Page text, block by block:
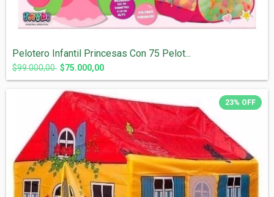
Pelotero Infantil Princesas Con 75 Pelot...
$99.000,00 $75.000,00
23% OFF